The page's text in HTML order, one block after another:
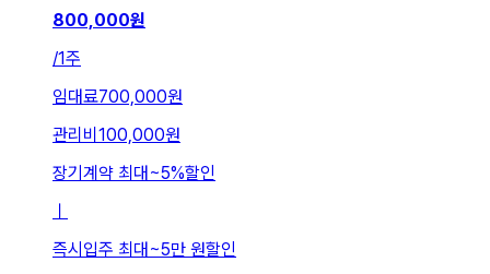
800,000원
/1주
임대료700,000원
관리비 100,000원
장기계약 최대~5%할인
ㅣ
즉시입주 최대~5만 원할인